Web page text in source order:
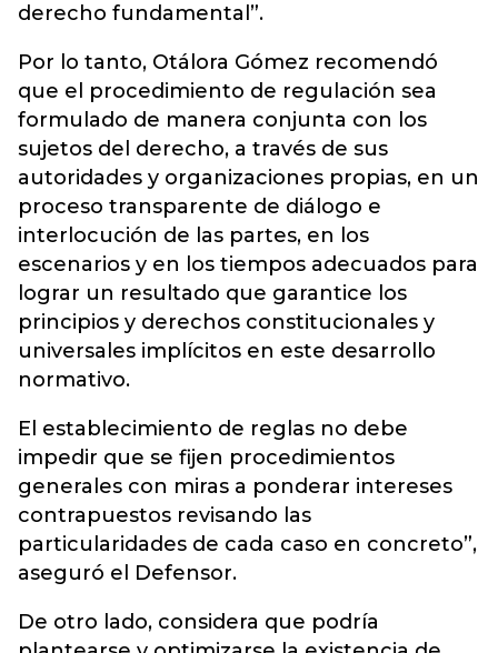
derecho fundamental”.
Por lo tanto, Otálora Gómez recomendó
que el procedimiento de regulación sea
formulado de manera conjunta con los
sujetos del derecho, a través de sus
autoridades y organizaciones propias, en un
proceso transparente de diálogo e
interlocución de las partes, en los
escenarios y en los tiempos adecuados para
lograr un resultado que garantice los
principios y derechos constitucionales y
universales implícitos en este desarrollo
normativo.
El establecimiento de reglas no debe
impedir que se fijen procedimientos
generales con miras a ponderar intereses
contrapuestos revisando las
particularidades de cada caso en concreto”,
aseguró el Defensor.
De otro lado, considera que podría